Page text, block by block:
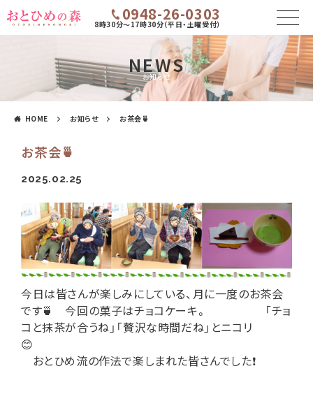
0948-26-0303
8時30分～17時30分（平日・土曜受付）
NEWS
お知らせ
HOME お知らせ お茶会🍵
お茶会🍵
2025.02.25
今日は皆さんが楽しみにしている、月に一度のお茶会
です🍵 今回の菓子はチョコケーキ。 「チョ
コと抹茶が合うね」「贅沢な時間だね」とニコリ
😊
おとひめ流の作法で楽しまれた皆さんでした❗